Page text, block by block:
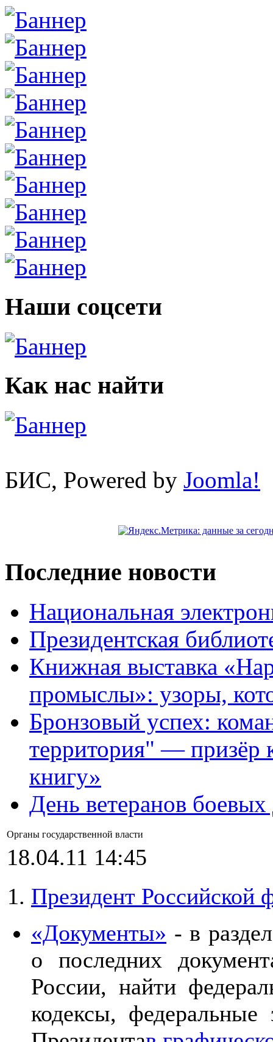
Наши соцсети
Как нас найти
БИС, Powered by Joomla!
Последние новости
Национальная
Президентская
Книжная выставка
промыслы»: узоры,
Бронзовый успех:
территория" — призёр
книгу»
День ветеранов
Органы государственной власти
18.04.11 14:45
Президент Российской
«Документы» - в
о последних
России, найти
кодексы,